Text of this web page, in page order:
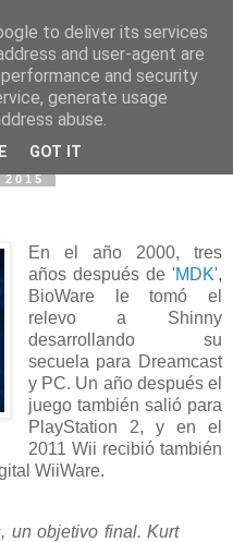
En el año 2000, tres
años después de 'MDK',
BioWare le tomó el
relevo a Shinny
desarrollando su
secuela para Dreamcast
y PC. Un año después el
juego también salió para
PlayStation 2, y en el
2011 Wii recibió también
WiiWare.
un objetivo final. Kurt
to deliver its services
and user-agent are
and security
generate usage
abuse.
GOT IT